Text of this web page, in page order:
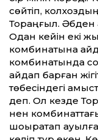
сөйтіп,
Тораңғыл. Әбден
Одан кейін екі
комбинатына
комбинатында
айдап барған
төбесіндегі
деп. Ол кезде
нен
шоқырақтап